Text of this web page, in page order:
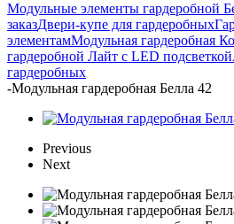
Модульные элементы гардеробной
заказДвери-купе для гардеробных
элементамМодульная гардеробная
гардеробной Лайт с LED подсветкой
гардеробных
-Модульная гардеробная Белла 42
Previous
Next